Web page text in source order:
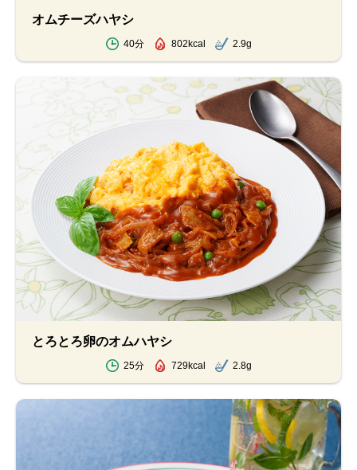
オムチーズハヤシ
40分 802kcal 2.9g
とろとろ卵のオムハヤシ
25分 729kcal 2.8g